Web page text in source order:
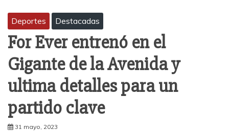
Deportes Destacadas
For Ever entrenó en el
Gigante de la Avenida y
ultima detalles para un
partido clave
31 mayo, 2023